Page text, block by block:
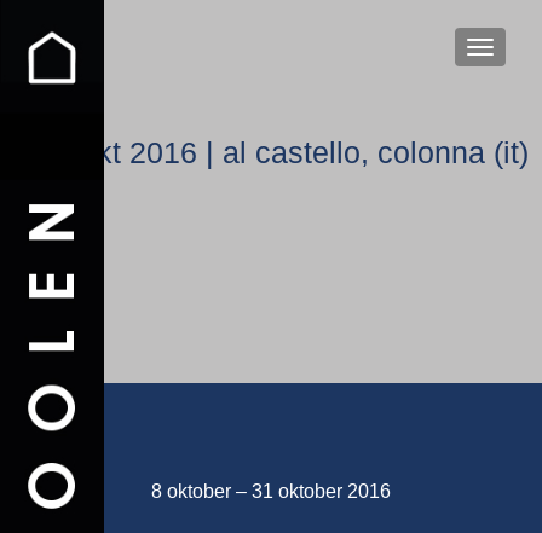
okt 2016 | al castello, colonna (it)
8 oktober – 31 oktober 2016